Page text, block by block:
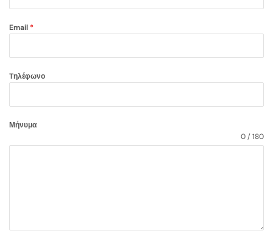
Email *
Tηλέφωνο
Μήνυμα
0 / 180